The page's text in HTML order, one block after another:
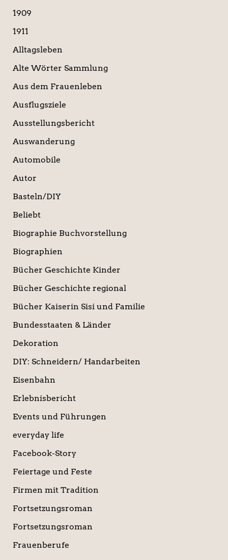
a
h
1909
1911
Alltagsleben
Alte Wörter Sammlung
Aus dem Frauenleben
Ausflugsziele
Ausstellungsbericht
Auswanderung
Automobile
Autor
Basteln/DIY
Beliebt
Biographie Buchvorstellung
Biographien
Bücher Geschichte Kinder
Bücher Geschichte regional
Bücher Kaiserin Sisi und Familie
Bundesstaaten & Länder
Dekoration
DIY: Schneidern/ Handarbeiten
Eisenbahn
Erlebnisbericht
Events und Führungen
everyday life
Facebook-Story
Feiertage und Feste
Firmen mit Tradition
Fortsetzungsroman
Fortsetzungsroman
Frauenberufe